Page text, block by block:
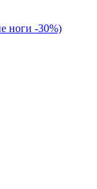
ноги -30%)